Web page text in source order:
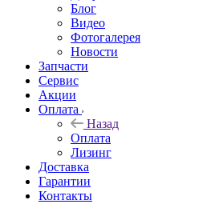
Блог
Видео
Фотогалерея
Новости
Запчасти
Сервис
Акции
Оплата
Назад
Оплата
Лизинг
Доставка
Гарантии
Контакты